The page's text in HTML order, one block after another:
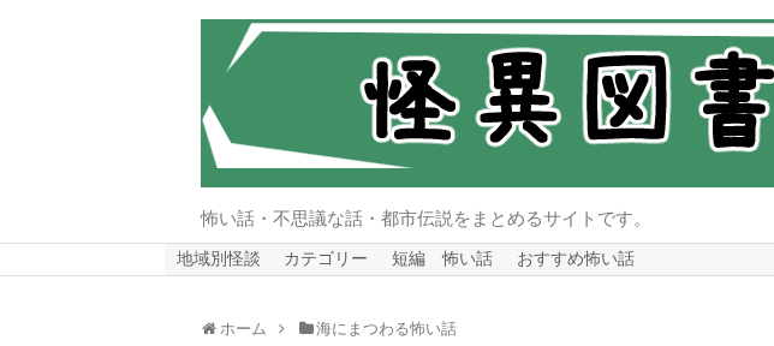
怖い話・不思議な話・都市伝説をまとめるサイトです。
地域別怪談 カテゴリー 短編 怖い話 おすすめ怖い話
ホーム 海にまつわる怖い話